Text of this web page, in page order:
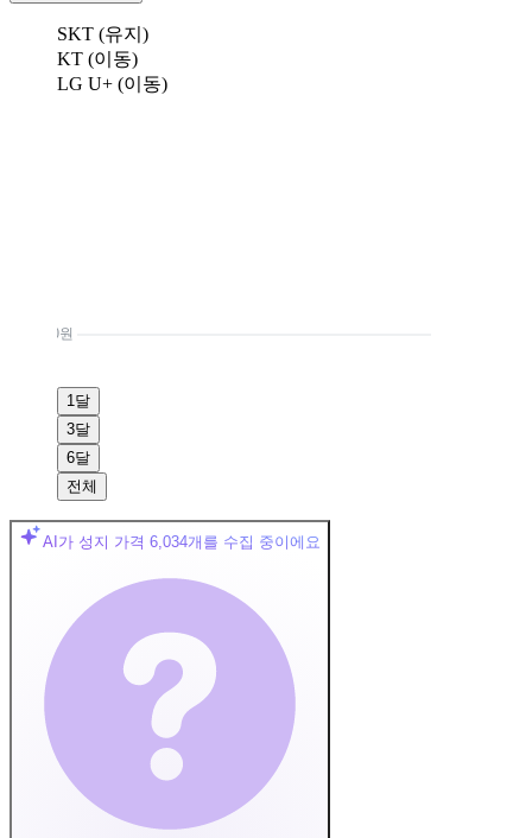
SKT (유지)
KT (이동)
LG U+ (이동)
0원
1달
3달
6달
전체
AI가 성지 가격 6,034개를 수집 중이에요